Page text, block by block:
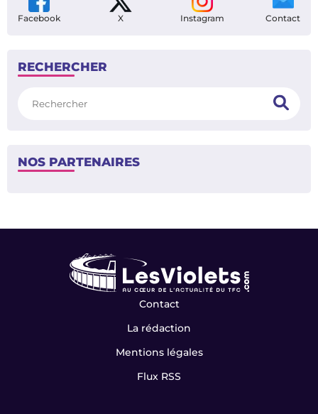
HIER À 09:58
HIER À 09:40 MERCATO
Sion Oppong déjà prêt à jouer avec le TFC : pourquoi il arrive
<
Instagram